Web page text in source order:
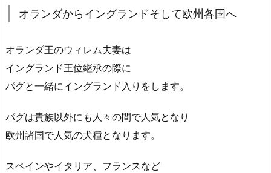
オランダからイングランドそして欧州各国へ
オランダ王のウィレム夫妻は
イングランド王位継承の際に
パグと一緒にイングランド入りをします。
パグは貴族以外にも人々の間で人気となり
欧州諸国で人気の犬種となります。
スペインやイタリア、フランスなど